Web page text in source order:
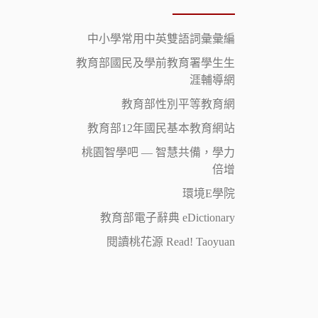
中小學常用中英雙語詞彙彙編
教育部國民及學前教育署學生生
涯輔導網
教育部性別平等教育網
教育部12年國民基本教育網站
桃園智學吧 — 智慧共備，學力
倍增
環境E學院
教育部電子辭典 eDictionary
閱讀桃花源 Read! Taoyuan